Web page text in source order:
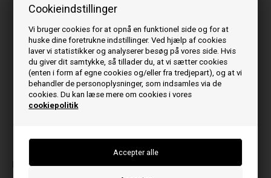
Cookieindstillinger
Vi bruger cookies for at opnå en funktionel side og for at
huske dine foretrukne indstillinger. Ved hjælp af cookies
laver vi statistikker og analyserer besøg på vores side. Hvis
du giver dit samtykke, så tillader du, at vi sætter cookies
(enten i form af egne cookies og/eller fra tredjepart), og at vi
behandler de personoplysninger, som indsamles via de
cookies. Du kan læse mere om cookies i vores
cookiepolitik
Passer til model: